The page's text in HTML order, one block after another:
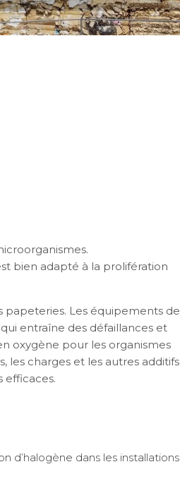
bien adapté à la prolifération
Les équipements de
entraîne des défaillances et
oxygène pour les organismes
les charges et les autres additifs
efficaces.
d’halogène dans les installations